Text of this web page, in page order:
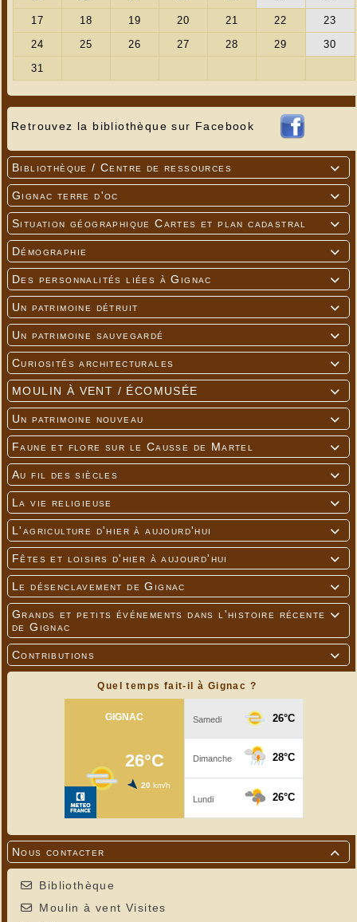
Retrouvez la bibliothèque sur Facebook

Bibliothèque / Centre de ressources

Gignac terre d'oc

Situation géographique Cartes et plan cadastral

Démographie

Des personnalités liées à Gignac

Un patrimoine détruit

Un patrimoine sauvegardé

Curiosités architecturales

MOULIN À VENT / ÉCOMUSÉE

Un patrimoine nouveau

Faune et flore sur le Causse de Martel

Au fil des siècles

La vie religieuse

L'agriculture d'hier à aujourd'hui

Fêtes et loisirs d'hier à aujourd'hui

Le désenclavement de Gignac

Grands et petits événements dans l'histoire récente
de Gignac

Contributions
Quel temps fait-il à Gignac ?

Nous contacter
Bibliothèque
Moulin à vent Visites